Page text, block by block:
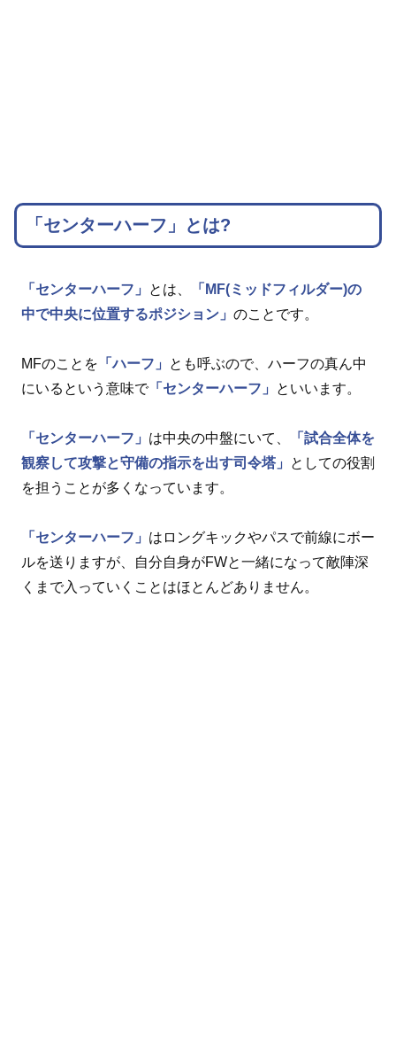
「センターハーフ」とは?
「センターハーフ」 とは、
「MF(ミッドフィルダー)の
中で中央に位置するポジション」 のことです。
MFのことを 「ハーフ」
とも呼ぶので、ハーフの真ん中
にいるという意味で「センターハーフ」 といいます。
「センターハーフ」 は中央の中盤にいて、
「試合全体を
観察して攻撃と守備の指示を出す司令塔」
としての役割
を担うことが多くなっています。
「センターハーフ」 はロングキックやパスで前線にボー
ルを送りますが、自分自身がFWと一緒になって敵陣深
くまで入っていくことはほとんどありません。